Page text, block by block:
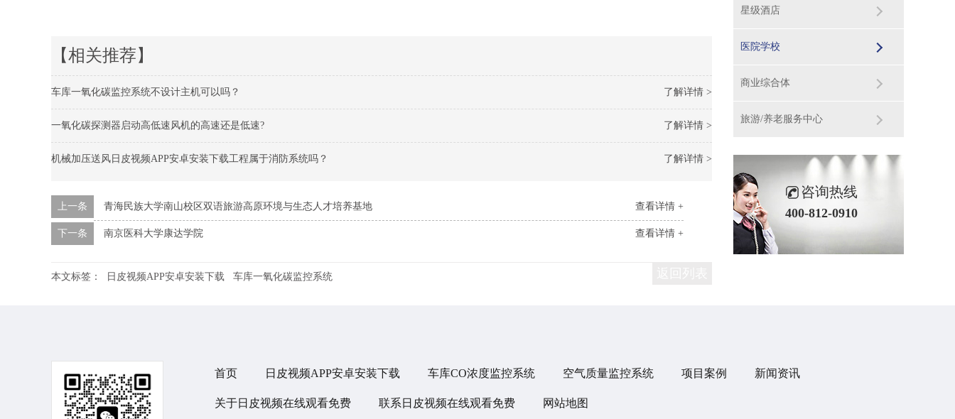
【相关推荐】
了解详情 >
车库一氧化碳监控系统不设计主机可以吗？
了解详情 >
一氧化碳探测器启动高低速风机的高速还是低速?
了解详情 >
机械加压送风日皮视频APP安卓安装下载工程属于消防系统吗？
查看详情 +
上一条 青海民族大学南山校区双语旅游高原环境与生态人才培养基地
查看详情 +
下一条 南京医科大学康达学院‌
本文标签： 日皮视频APP安卓安装下载 车库一氧化碳监控系统
星级酒店
医院学校
商业综合体
旅游/养老服务中心
咨询热线
400-812-0910
首页 日皮视频APP安卓安装下载 车库CO浓度监控系统 空气质量监控系统 项目案例 新闻资讯
关于日皮视频在线观看免费 联系日皮视频在线观看免费 网站地图